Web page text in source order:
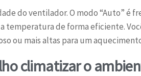
do ventilador. O modo “Auto”
temperatura de forma eficiente.
ou mais altas para um
climatizar o